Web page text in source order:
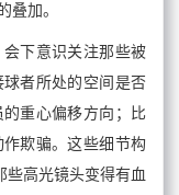
叠加。
下意识关注那些被
者所处的空间是否
重心偏移方向；比
欺骗。这些细节构
些高光镜头变得有血